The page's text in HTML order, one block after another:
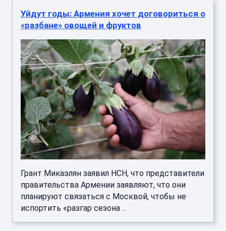
Уйдут годы: Армения хочет договориться о
«разбане» овощей и фруктов
Грант Микаэлян заявил НСН, что представители
правительства Армении заявляют, что они
планируют связаться с Москвой, чтобы не
испортить «разгар сезона ...